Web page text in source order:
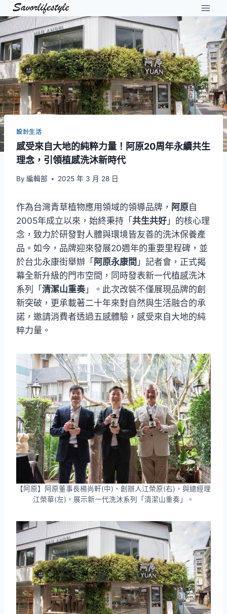
Skip
to
content
設計生活
感受來自大地的純粹力量！阿原20周年永續共生
理念，引領植感洗沐新時代
By 編輯部 2025 年 3 月 28 日
作為台灣青草植物應用領域的領導品牌， 阿原自
2005年成立以來，始終秉持「 共生共好 」的核心理
念，致力於研發對人體與環境皆友善的洗沐保養產
品。如今，品牌迎來發展20週年的重要里程碑，並
於台北永康街舉辦「 阿原永康間 」記者會，正式揭
幕全新升級的門市空間，同時發表新一代植感洗沐
系列「 清潔山重奏」。此次改裝不僅展現品牌的創
新突破，更承載著二十年來對自然與生活融合的承
諾，邀請消費者透過五感體驗，感受來自大地的純
粹力量。
【阿原】阿原董事長楊尚軒(中)、創辦人江榮原(右)，與總經理
江榮華(左)，展示新一代洗沐系列「清潔山重奏」。